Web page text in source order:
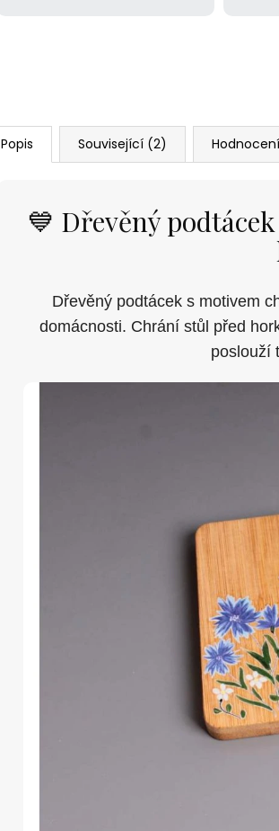
Popis Související (2)
💙 Dřevěný
Dřevěný podtácek s motivem
domácnosti. Chrání stůl před
poslouží